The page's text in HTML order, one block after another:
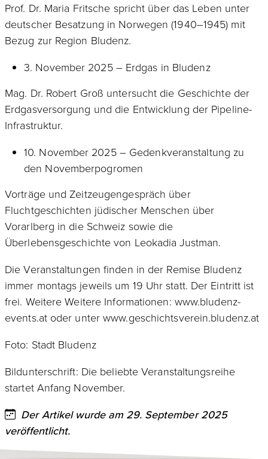
Prof. Dr. Maria Fritsche spricht über das Leben unter
deutscher Besatzung in Norwegen (1940–1945) mit
Bezug zur Region Bludenz.
3. November 2025 – Erdgas in Bludenz
Mag. Dr. Robert Groß untersucht die Geschichte der
Erdgasversorgung und die Entwicklung der Pipeline-
Infrastruktur.
10. November 2025 – Gedenkveranstaltung zu
den Novemberpogromen
Vorträge und Zeitzeugengespräch über
Fluchtgeschichten jüdischer Menschen über
Vorarlberg in die Schweiz sowie die
Überlebensgeschichte von Leokadia Justman.
Die Veranstaltungen finden in der Remise Bludenz
immer montags jeweils um 19 Uhr statt. Der Eintritt ist
frei. Weitere Weitere Informationen: www.bludenz-
events.at oder unter www.geschichtsverein.bludenz.at
Foto: Stadt Bludenz
Bildunterschrift: Die beliebte Veranstaltungsreihe
startet Anfang November.
Der Artikel wurde am 29. September 2025
veröffentlicht.